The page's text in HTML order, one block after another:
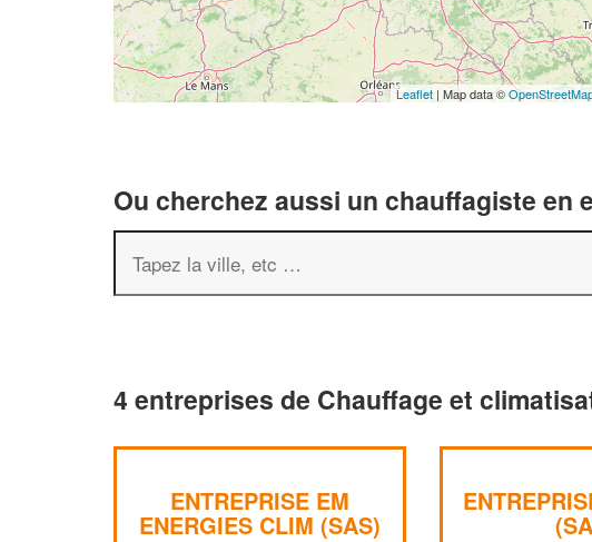
Leaflet | Map data ©
Ou cherchez aussi un chauffagiste
4 entreprises de Chauffage et
ENTREPRISE EM
ENERGIES CLIM (SAS)